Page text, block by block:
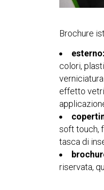
Brochure
esterno:
colori,
verniciatura
effetto
soft touch,
tasca di
riservata,